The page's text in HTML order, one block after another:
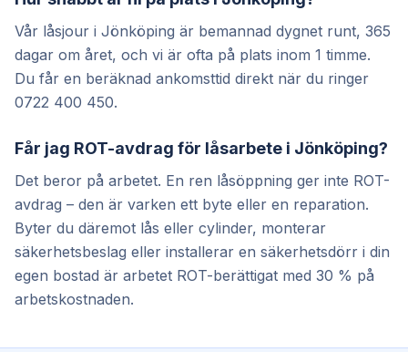
Vår låsjour i Jönköping är bemannad dygnet runt, 365
dagar om året, och vi är ofta på plats inom 1 timme.
Du får en beräknad ankomsttid direkt när du ringer
0722 400 450.
Får jag ROT-avdrag för låsarbete i Jönköping?
Det beror på arbetet. En ren låsöppning ger inte ROT-
avdrag – den är varken ett byte eller en reparation.
Byter du däremot lås eller cylinder, monterar
säkerhetsbeslag eller installerar en säkerhetsdörr i din
egen bostad är arbetet ROT-berättigat med 30 % på
arbetskostnaden.